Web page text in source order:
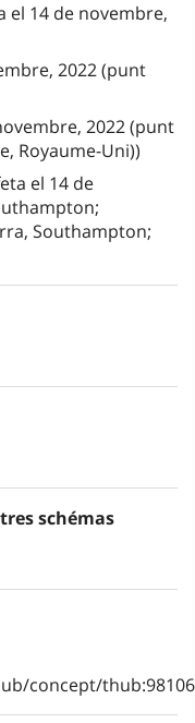
el 14 de novembre,
2022 (punt
2022 (punt
Royaume-Uni))
el 14 de
Southampton;
schémas
concept/